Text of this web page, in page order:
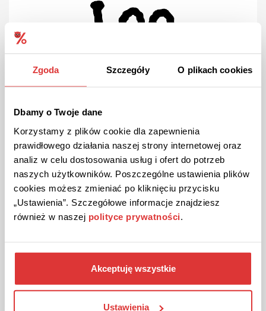
Zgoda Szczegóły O plikach cookies
Dbamy o Twoje dane
Korzystamy z plików cookie dla zapewnienia
prawidłowego działania naszej strony internetowej oraz
analiz w celu dostosowania usług i ofert do potrzeb
naszych użytkowników. Poszczególne ustawienia plików
cookies możesz zmieniać po kliknięciu przycisku
„Ustawienia”. Szczegółowe informacje znajdziesz
również w naszej polityce prywatności
Akceptuję wszystkie
Ustawienia
15 % CODE DE RÉDUCTION
Code promo 15 % sur 1ère commande chez Lee !
de 15 % sur ta première commande.
AFFICHER LE CODE
Le bon est valable jusqu'à l'annulation